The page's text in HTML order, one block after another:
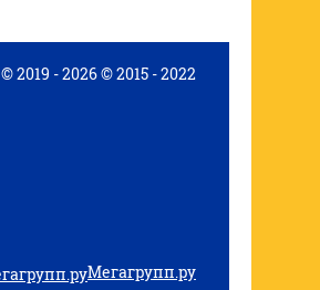
© 2019 - 2026 © 2015 - 2022
Мегагрупп.ру